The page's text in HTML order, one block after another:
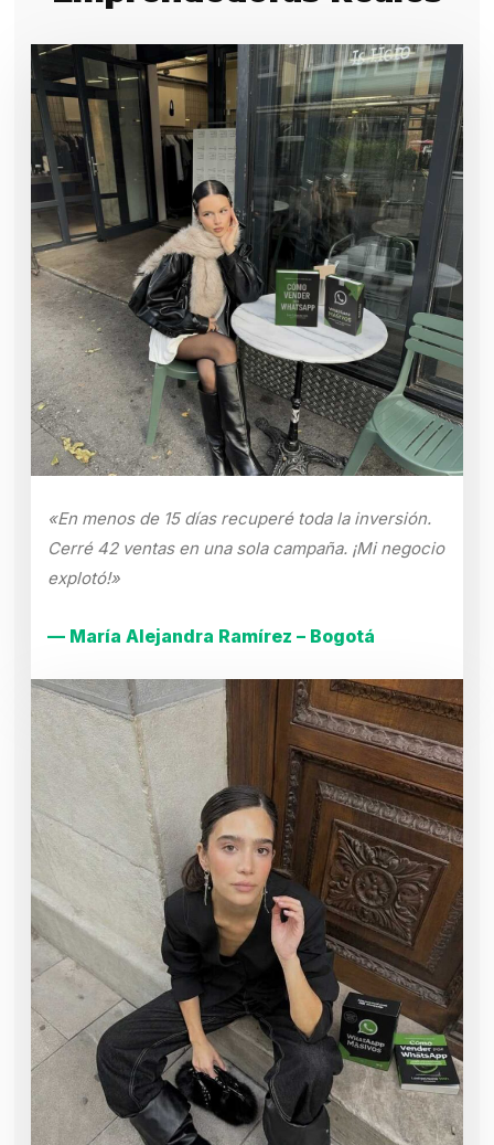
«En menos de 15 días recuperé toda la inversión.
Cerré 42 ventas en una sola campaña. ¡Mi negocio
explotó!»
— María Alejandra Ramírez – Bogotá